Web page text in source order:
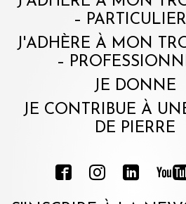
–
J'ADHÈRE À MON
–
JE DONNE
JE CONTRIBUE À
DE PIERRE